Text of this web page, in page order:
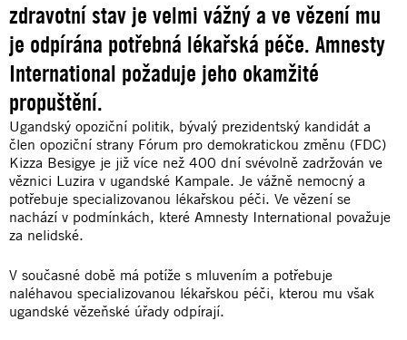
zdravotní stav je velmi vážný a ve vězení mu
je odpírána potřebná lékařská péče. Amnesty
International požaduje jeho okamžité
propuštění.
Ugandský opoziční politik, bývalý prezidentský kandidát a
člen opoziční strany Fórum pro demokratickou změnu (FDC)
Kizza Besigye je již více než 400 dní svévolně zadržován ve
věznici Luzira v ugandské Kampale. Je vážně nemocný a
potřebuje specializovanou lékařskou péči. Ve vězení se
nachází v podmínkách, které Amnesty International považuje
za nelidské.
V současné době má potíže s mluvením a potřebuje
naléhavou specializovanou lékařskou péči, kterou mu však
ugandské vězeňské úřady odpírají.